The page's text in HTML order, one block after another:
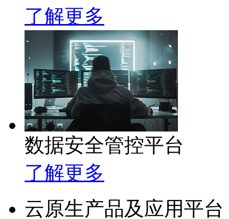
了解更多
数据安全管控平台
了解更多
云原生产品及应用平台